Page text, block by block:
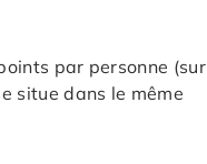
par personne (sur
situe dans le même